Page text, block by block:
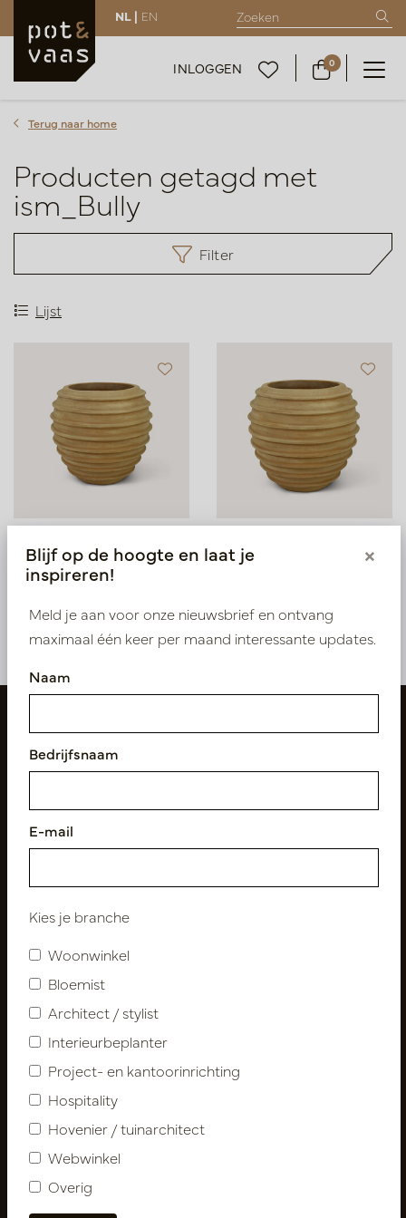
NL | EN
INLOGGEN 0
Terug naar home
Producten getagd met
ism_Bully
Filter
Lijst
Pot Bully Bruin D39 H36
Op voorraad
PV84.2563TES
Pot Bully Bruin D65 H59
PV84.2563TEL
Volg ons
Nieuwsbrief
Abonneer
Over ons
Nieuwsbrief
Privacy Policy
Leveringsvoorwaarden
Blijf op de hoogte en laat je
inspireren!
×
Meld je aan voor onze nieuwsbrief en ontvang
maximaal één keer per maand interessante updates.
Naam
Bedrijfsnaam
E-mail
Kies je branche
Woonwinkel
Bloemist
Architect / stylist
Interieurbeplanter
Project- en kantoorinrichting
Hospitality
Hovenier / tuinarchitect
Webwinkel
Overig